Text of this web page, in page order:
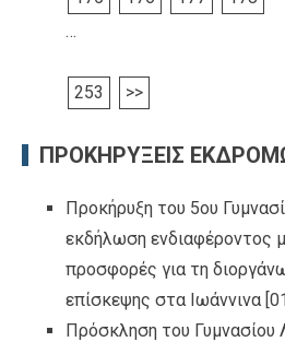
…
253 >>
ΠΡΟΚΗΡΥΞΕΙΣ
Προκήρυξη του 5ου
εκδήλωση ενδιαφέροντος
προσφορές για τη
επίσκεψης στα Ιωάννινα
Πρόσκληση του Γυμνασίου